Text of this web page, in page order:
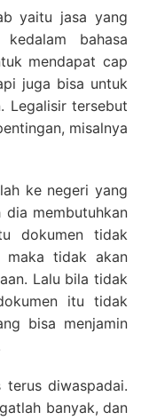
yaitu jasa yang
kedalam bahasa
mendapat cap
juga bisa untuk
Legalisir tersebut
misalnya
ke negeri yang
dia membutuhkan
dokumen tidak
maka tidak akan
Lalu bila tidak
itu tidak
bisa menjamin
terus diwaspadai.
banyak, dan